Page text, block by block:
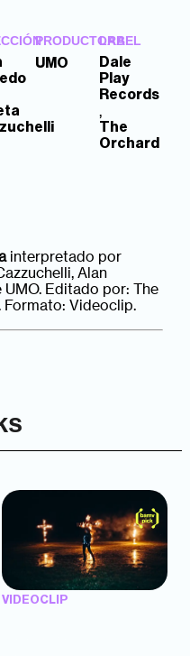
PRODUCTORA
UMO
LABEL
Dale
Play
Records
,
The
Orchard
interpretado por
Alan
Editado por: The
Formato: Videoclip.
VIDEOCLIP